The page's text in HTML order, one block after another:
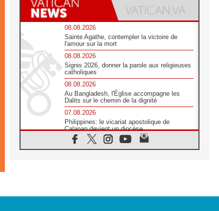
08.08.2026
Sainte Agathe, contempler la victoire de
l'amour sur la mort
08.08.2026
Signis 2026, donner la parole aux religieuses
catholiques
08.08.2026
Au Bangladesh, l'Église accompagne les
Dalits sur le chemin de la dignité
07.08.2026
Philippines: le vicariat apostolique de
Calapan devient un diocèse
07.08.2026
Congo-Brazzaville : le 15 août, entre